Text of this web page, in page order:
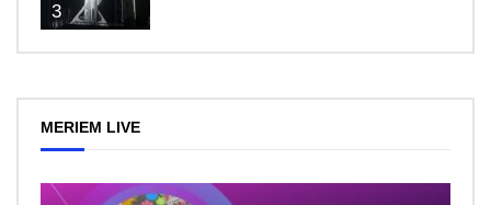
3
MERIEM LIVE